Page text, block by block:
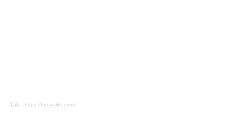
出典： https://hinatalife.com/